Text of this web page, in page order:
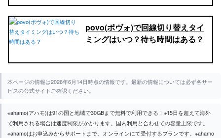
povo(ポヴォ)で回線切り替えタイ
ミングはいつ？待ち時間はある？
本ページの情報は2026年6月14日時点の情報です。最新の情報については必ず各サー
ビスの公式サイトご確認ください。
※ahamo(アハモ)は91の国と地域で30GBまで無料で利用できる！※15日を超えて海外
で利用される場合は速度制限がかかります。国内利用と合わせての容量上限です。
※ahamoはお申込みからサポートまで、オンラインにて受付するプランです。※ahamo